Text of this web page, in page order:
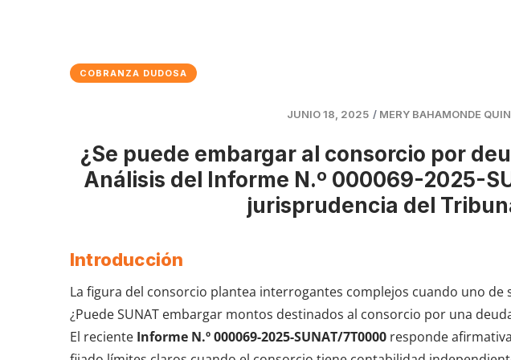
COBRANZA DUDOSA
JUNIO 18, 2025 / MERY BAHAMONDE
¿Se puede embargar al consorcio por
Análisis del Informe N.º 000069-2025-
jurisprudencia del
Introducción
La figura del consorcio plantea interrogantes complejos cuando uno
¿Puede SUNAT embargar montos destinados al consorcio por una
El reciente Informe N.º 000069-2025-SUNAT/7T0000 responde